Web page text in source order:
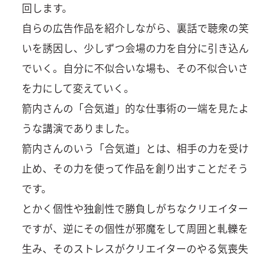
回します。
自らの広告作品を紹介しながら、裏話で聴衆の笑
いを誘因し、少しずつ会場の力を自分に引き込ん
でいく。自分に不似合いな場も、その不似合いさ
を力にして変えていく。
箭内さんの「合気道」的な仕事術の一端を見たよ
うな講演でありました。
箭内さんのいう「合気道」とは、相手の力を受け
止め、その力を使って作品を創り出すことだそう
です。
とかく個性や独創性で勝負しがちなクリエイター
ですが、逆にその個性が邪魔をして周囲と軋轢を
生み、そのストレスがクリエイターのやる気喪失